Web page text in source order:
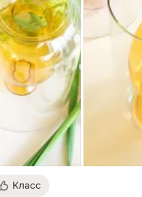
Класс